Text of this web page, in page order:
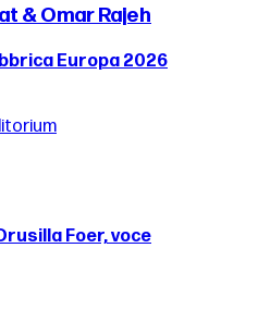
& Omar Rajeh
Europa 2026
Foer, voce